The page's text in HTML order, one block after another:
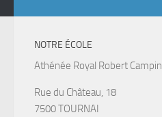
NOTRE ÉCOLE
Athénée Royal Robert Campin
Rue du Château, 18
7500 TOURNAI